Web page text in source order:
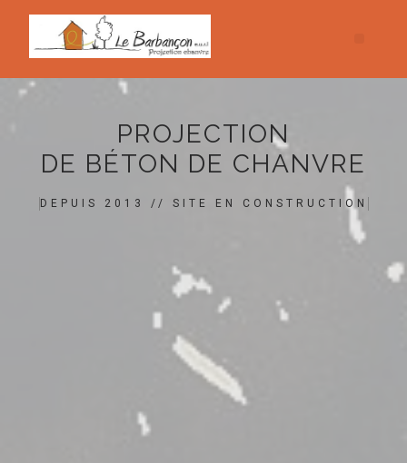
PROJECTION
DE BÉTON DE CHANVRE
DEPUIS 2013 // SITE EN CONSTRUCTION